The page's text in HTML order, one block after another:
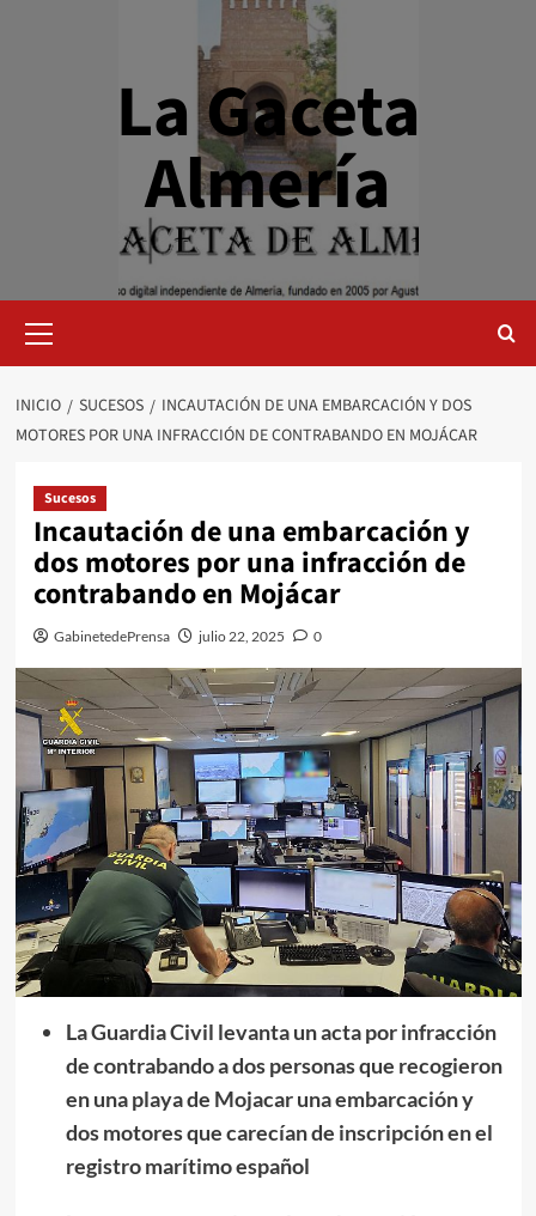
La Gaceta
Almería
primario
INICIO SUCESOS
INCAUTACIÓN DE UNA EMBARCACIÓN Y DOS
MOTORES POR UNA INFRACCIÓN DE CONTRABANDO EN MOJÁCAR
Sucesos
Incautación de una embarcación y
dos motores por una infracción de
contrabando en Mojácar
GabinetedePrensa julio 22, 2025 0
La Guardia Civil levanta un acta por infracción
de contrabando a dos personas que recogieron
en una playa de Mojacar una embarcación y
dos motores que carecían de inscripción en el
registro marítimo español